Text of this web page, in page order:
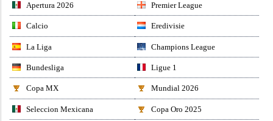
Apertura 2026 Premier League
Calcio Eredivisie
La Liga Champions League
Bundesliga Ligue 1
Copa MX Mundial 2026
Seleccion Mexicana Copa Oro 2025